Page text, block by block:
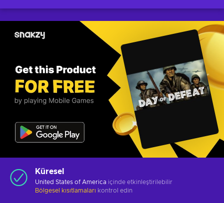
Küresel
United States of America içinde etkinleştirilebilir
Bölgesel kısıtlamaları kontrol edin